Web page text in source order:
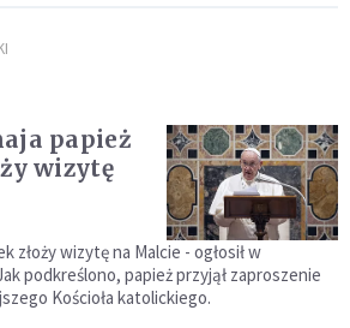
papież
wizytę
złoży wizytę na Malcie - ogłosił w
podkreślono, papież przyjął zaproszenie
Kościoła katolickiego.